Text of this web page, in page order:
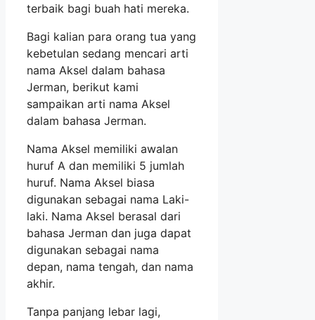
terbaik bagi buah hati mereka.
Bagi kalian para orang tua yang
kebetulan sedang mencari arti
nama Aksel dalam bahasa
Jerman, berikut kami
sampaikan arti nama Aksel
dalam bahasa Jerman.
Nama Aksel memiliki awalan
huruf A dan memiliki 5 jumlah
huruf. Nama Aksel biasa
digunakan sebagai nama Laki-
laki. Nama Aksel berasal dari
bahasa Jerman dan juga dapat
digunakan sebagai nama
depan, nama tengah, dan nama
akhir.
Tanpa panjang lebar lagi,